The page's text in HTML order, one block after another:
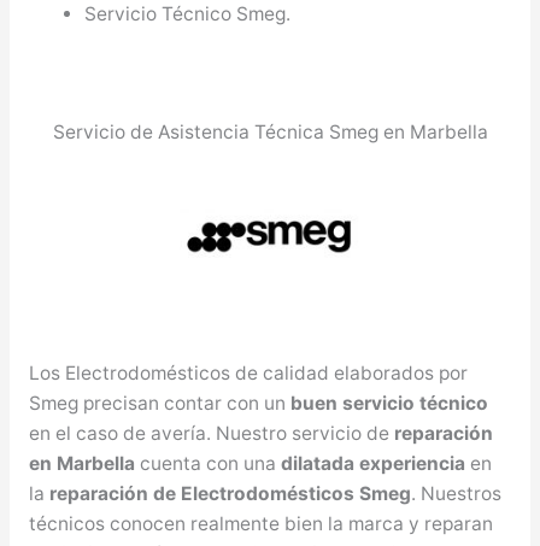
Servicio Técnico Smeg.
Servicio de Asistencia Técnica Smeg en Marbella
Los Electrodomésticos de calidad elaborados por
Smeg precisan contar con un buen servicio técnico
en el caso de avería. Nuestro servicio de reparación
en Marbella cuenta con una dilatada experiencia en
la reparación de Electrodomésticos Smeg. Nuestros
técnicos conocen realmente bien la marca y reparan